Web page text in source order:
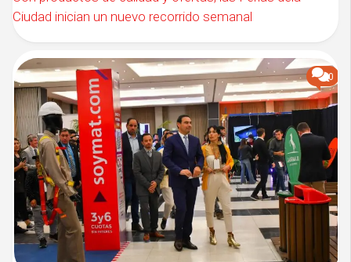
Ciudad inician un nuevo recorrido semanal
0